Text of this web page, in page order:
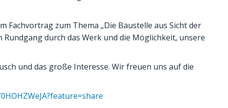
Fachvortrag zum Thema „Die Baustelle aus Sicht der
durch das Werk und die Möglichkeit, unsere
und das große Interesse. Wir freuen uns auf die